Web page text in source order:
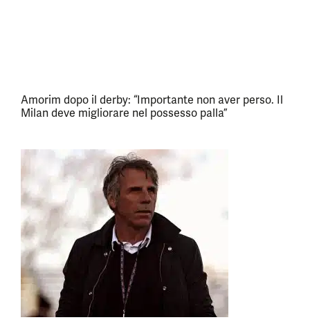
Amorim dopo il derby: “Importante non aver perso. Il
Milan deve migliorare nel possesso palla”